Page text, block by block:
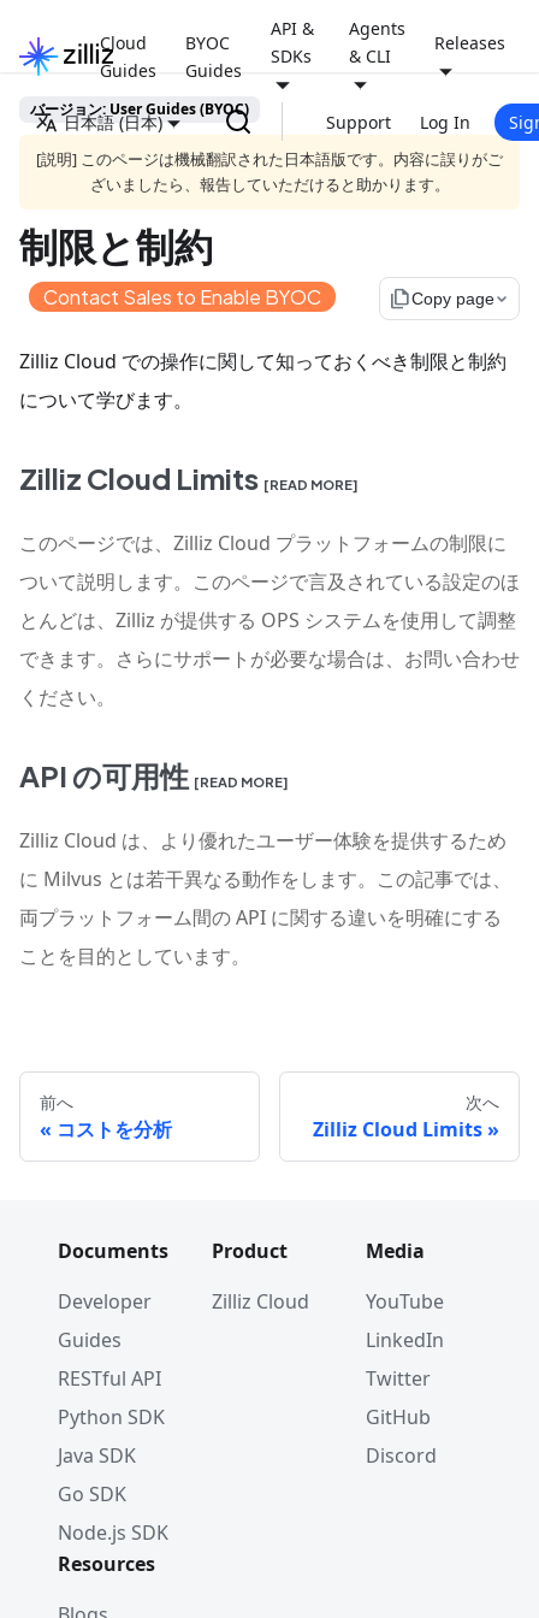
Cloud
Guides
BYOC
Guides
API &
SDKs
Agents
& CLI
Releases
日本語 (日本) Support Log In
バージョン: User Guides (BYOC)
[説明] このページは機械翻訳された日本語版です。内容に誤りがご
ざいましたら、報告していただけると助かります。
制限と制約
Contact Sales to Enable BYOC file_copyCopy page
Zilliz Cloud での操作に関して知っておくべき制限と制約
について学びます。
Zilliz Cloud Limits [READ MORE]
このページでは、Zilliz Cloud プラットフォームの制限に
ついて説明します。このページで言及されている設定のほ
とんどは、Zilliz が提供する OPS システムを使用して調整
できます。さらにサポートが必要な場合は、お問い合わせ
ください。
API の可用性 [READ MORE]
Zilliz Cloud は、より優れたユーザー体験を提供するため
に Milvus とは若干異なる動作をします。この記事では、
両プラットフォーム間の API に関する違いを明確にする
ことを目的としています。
前へ
コストを分析
次へ
Zilliz Cloud Limits
Documents
Developer
Guides
RESTful API
Python SDK
Java SDK
Go SDK
Node.js SDK
Product
Zilliz Cloud
Media
YouTube
LinkedIn
Twitter
GitHub
Discord
Resources